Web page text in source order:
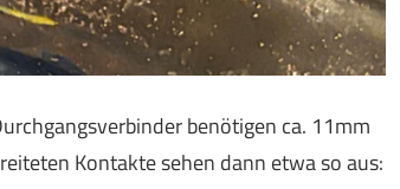
benötigen ca. 11mm
Kontakte sehen dann etwa so aus: